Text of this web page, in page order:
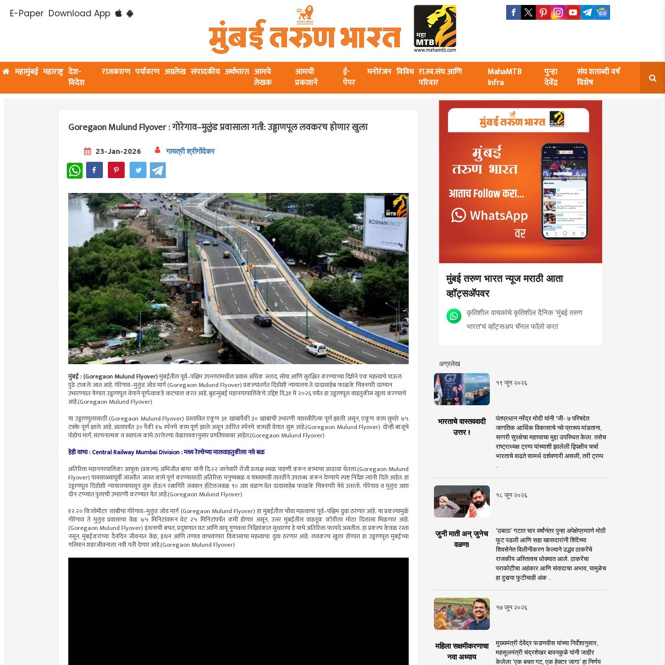
E-Paper Download App
महामुंबई महाराष्ट्र देश-
विदेश
राजकारण पर्यावरण अग्रलेख संपादकीय अर्थभारत आमचे
लेखक
आमची
प्रकाशने
ई-
पेपर
मनोरंजन विविध रा.स्व.संघ आणि
परिवार
MahaMTB
Infra
पुन्हा
देवेंद्र
संघ शताब्दी वर्ष
विशेष
Goregaon Mulund Flyover : गोरेगाव–मुलुंड प्रवासाला गती: उड्डाणपूल लवकरच होणार खुला
23-Jan-2026 गायत्री श्रीगोंदेकर
WhatsApp
मुंबई : (Goregaon Mulund Flyover)मुंबईतील पूर्व–पश्चिम उपनगरांमधील प्रवास अधिक जलद, सोपा आणि सुरक्षित करण्याच्या दिशेने एक महत्त्वाचे पाऊल
पुढे टाकले जात आहे. गोरेगाव–मुलुंड जोड मार्ग (Goregaon Mulund Flyover) प्रकल्पांतर्गत दिंडोशी न्यायालय ते दादासाहेब फाळके चित्रनगरी दरम्यान
उभारण्यात येणारा उड्डाणपूल वेगाने पूर्णत्वाकडे वाटचाल करत आहे. बृहन्मुंबई महानगरपालिकेचे उद्दिष्ट दि.३१ मे २०२६ पर्यंत हा उड्डाणपूल वाहतुकीस खुला करण्याचे
आहे.(Goregaon Mulund Flyover)
या उड्डाणपुलासाठी (Goregaon Mulund Flyover) प्रस्तावित एकूण ३१ खांबांपैकी ३० खांबांची उभारणी यशस्वीरीत्या पूर्ण झाली असून, एकूण काम सुमारे ७५
टक्के पूर्ण झाले आहे. आतापर्यंत ३० पैकी १७ स्पॅनचे काम पूर्ण झाले असून उर्वरित स्पॅनचे कामही वेगात सुरू आहे.(Goregaon Mulund Flyover) दोन्ही बाजूंचे
पोहोच मार्ग, संरचनात्मक व स्थापत्य कामे ठरलेल्या वेळापत्रकानुसार प्रगतिपथावर आहेत.(Goregaon Mulund Flyover)
हेही वाचा : Central Railway Mumbai Division : मध्य रेल्वेच्या मालवाहतुकीला नवे बळ
अतिरिक्त महानगरपालिका आयुक्त (प्रकल्प) अभिजीत बांगर यांनी दि.२२ जानेवारी रोजी प्रत्यक्ष स्थळ पाहणी करून कामाचा आढावा घेतला.(Goregaon Mulund
Flyover) पावसाळ्यापूर्वी जास्तीत जास्त कामे पूर्ण करण्यासाठी अतिरिक्त मनुष्यबळ व यंत्रसामग्री तातडीने उपलब्ध करून देण्याचे स्पष्ट निर्देश त्यांनी दिले आहेत. हा
उड्डाणपूल दिंडोशी न्यायालयापासून सुरू होऊन रत्नागिरी जंक्शन हॉटेलजवळ ९० अंश वळण घेत दादासाहेब फाळके चित्रनगरी येथे उतरतो. गोरेगाव व मुलुंड अशा
दोन टप्प्यांत पुलाची उभारणी करण्यात येत आहे.(Goregaon Mulund Flyover)
१२.२० किलोमीटर लांबीचा गोरेगाव–मुलुंड जोड मार्ग (Goregaon Mulund Flyover) हा मुंबईतील चौथा महत्त्वाचा पूर्व–पश्चिम दुवा ठरणार आहे. या प्रकल्पामुळे
गोरेगाव ते मुलुंड प्रवासाचा वेळ ७५ मिनिटांवरून थेट २५ मिनिटांपर्यंत कमी होणार असून, उत्तर मुंबईतील वाहतूक कोंडीला मोठा दिलासा मिळणार आहे.
(Goregaon Mulund Flyover) इंधनाची बचत, प्रदूषणात घट आणि वायू गुणवत्ता निर्देशांकात सुधारणा हे याचे अतिरिक्त फायदे असतील. हा प्रकल्प केवळ रस्ता
नसून, मुंबईकरांच्या दैनंदिन जीवनात वेळ, इंधन आणि तणाव वाचवणारा विकासाचा महत्त्वाचा दुवा ठरणार आहे. लवकरच खुला होणारा हा उड्डाणपूल मुंबईच्या
गतिमान शहरजीवनाला नवी गती देणार आहे.(Goregaon Mulund Flyover)
मुंबई तरुण भारत न्यूज मराठी आता
व्हॉट्सॲपवर
कृतिशील वाचकांचे कृतिशील दैनिक 'मुंबई तरुण
भारत'चं व्हॉट्सअप चॅनल फॉलो करा!
अग्रलेख
१९ जून २०२६
भारताचे वास्तववादी
उत्तर !
पंतप्रधान नरेंद्र मोदी यांनी 'जी- ७ परिषदेत
जागतिक आर्थिक विकासाचे नवे प्रारूप मांडताना,
सागरी सुरक्षेचा महत्त्वाचा मुद्दा उपस्थित केला. तसेच
राष्ट्राध्यक्ष ट्रम्प यांच्याशी झालेली द्विपक्षीय चर्चा
भारताचे वाढते सामर्थ दर्शवणारी असली, तरी ट्रम्प
१८ जून २०२६
जुनी माती अन् जुनेच
वळण!
‘उबाठा’ गटात चार वर्षांनंतर पुन्हा अपेक्षेप्रमााणे मोठी
फूट पडली आणि सहा खासदारांनी शिंदेंच्या
शिवसेनेत विलीनीकरण केल्याने उद्धव ठाकरेंचे
राजकीय अस्तित्वच धोक्यात आले. ठाकरेंचा
पराकोटीचा अहंकार आणि संवादाचा अभाव, यामुळेच
हा दुसर्‍या फुटीचाही अंक ..
१७ जून २०२६
महिला सक्षमीकरणाचा
नवा अध्याय
मुख्यमंत्री देवेंद्र फडणवीस यांच्या निर्देशानुसार,
महसूलमंत्री चंद्रशेखर बावनकुळे यांनी जाहीर
केलेला ‘एक बचत गट, एक हेक्टर जागा’ हा निर्णय